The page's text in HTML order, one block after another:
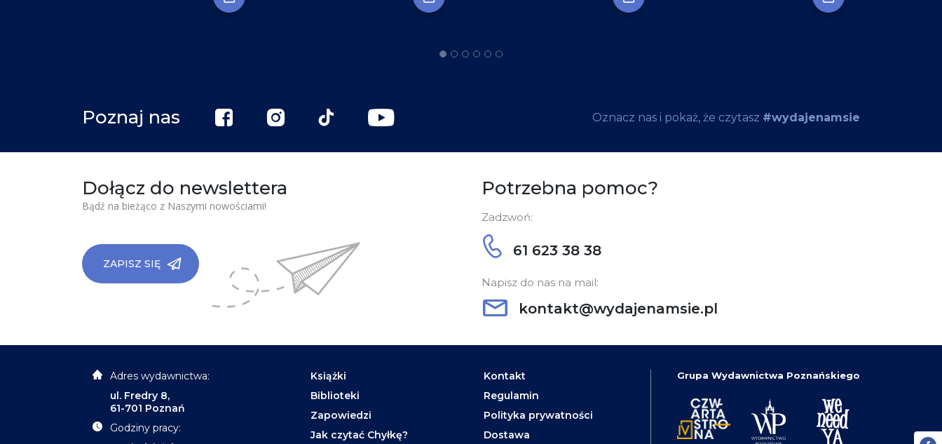
Poznaj nas Oznacz nas i pokaż, że czytasz #wydajenamsie
Dołącz do newslettera
Bądź na bieżąco z Naszymi nowościami!
ZAPISZ SIĘ
Potrzebna pomoc?
Zadzwoń:
61 623 38 38
Napisz do nas na mail:
kontakt@wydajenamsie.pl
Adres wydawnictwa:
ul. Fredry 8,
61-701 Poznań
Godziny pracy:
Książki
Biblioteki
Zapowiedzi
Jak czytać Chyłkę?
Kontakt
Regulamin
Polityka prywatności
Dostawa
Grupa Wydawnictwa Poznańskiego